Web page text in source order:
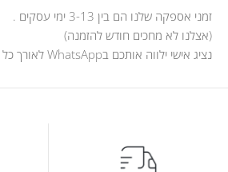
זמני אספקה שלנו הם בין 3-13 ימי עסקים .
(אצלנו לא מחכים חודש להזמנה)
נציג אישי ילווה אותכם בWhatsApp לאורך כל מהלך ההזמנה .